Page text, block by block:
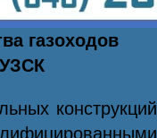
газоходов
конструкций